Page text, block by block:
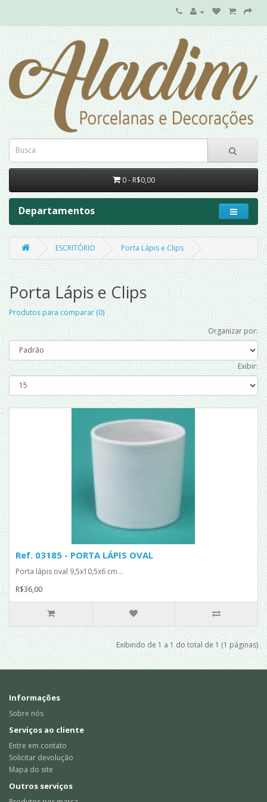
0 - R$0,00
Departamentos
ESCRITÓRIO Porta Lápis e Clips
Porta Lápis e Clips
Produtos para comparar (0)
Organizar por:
Exibir:
Ref. 03185 - PORTA LÁPIS OVAL
Porta lápis oval 9,5x10,5x6 cm...
R$36,00
Exibindo de 1 a 1 do total de 1 (1 páginas)
Informações
Sobre nós
Serviços ao cliente
Entre em contato
Solicitar devolução
Mapa do site
Outros serviços